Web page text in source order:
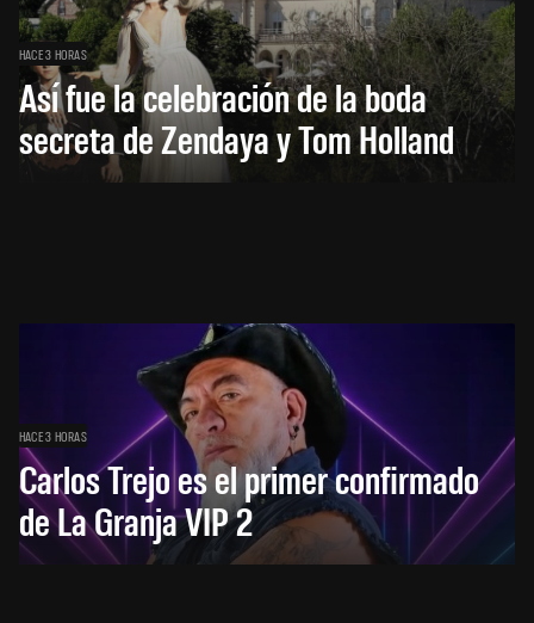
HACE 3 HORAS
Así fue la celebración de la boda
secreta de Zendaya y Tom Holland
HACE 3 HORAS
Carlos Trejo es el primer confirmado
de La Granja VIP 2